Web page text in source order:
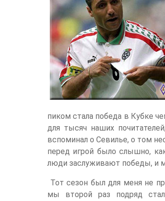
пиком стала победа в Кубке
для тысяч наших
вспоминал о Севилье, о том
перед игрой было слышно,
люди заслуживают победы, и
Тот сезон был для меня не
мы второй раз подряд